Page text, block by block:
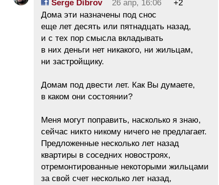
Serge Dibrov 26 апр, 16:06
+2
Дома эти назначены под снос
еще лет десять или пятнадцать назад,
и с тех пор смысла вкладывать
в них деньги нет никакого, ни жильцам,
ни застройщику.
Домам под двести лет. Как Вы думаете,
в каком они состоянии?
Меня могут поправить, насколько я знаю,
сейчас никто никому ничего не предлагает.
Предложенные несколько лет назад
квартиры в соседних новостроях,
отремонтированные некоторыми жильцами
за свой счет несколько лет назад,